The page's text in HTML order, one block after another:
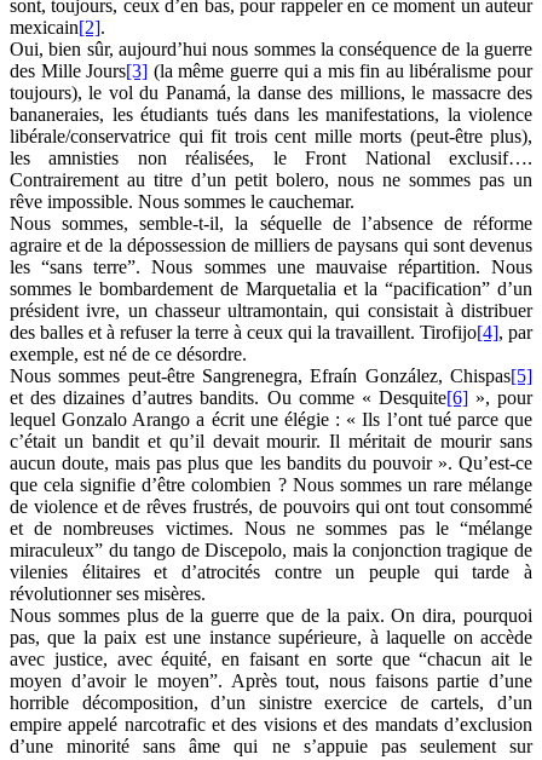
sont, toujours, ceux d’en bas, pour rappeler en ce moment un auteur
mexicain[2].
Oui, bien sûr, aujourd’hui nous sommes la conséquence de la guerre
des Mille Jours[3] (la même guerre qui a mis fin au libéralisme pour
toujours), le vol du Panamá, la danse des millions, le massacre des
bananeraies, les étudiants tués dans les manifestations, la violence
libérale/conservatrice qui fit trois cent mille morts (peut-être plus),
les amnisties non réalisées, le Front National exclusif….
Contrairement au titre d’un petit bolero, nous ne sommes pas un
rêve impossible. Nous sommes le cauchemar.
Nous sommes, semble-t-il, la séquelle de l’absence de réforme
agraire et de la dépossession de milliers de paysans qui sont devenus
les “sans terre”. Nous sommes une mauvaise répartition. Nous
sommes le bombardement de Marquetalia et la “pacification” d’un
président ivre, un chasseur ultramontain, qui consistait à distribuer
des balles et à refuser la terre à ceux qui la travaillent. Tirofijo[4], par
exemple, est né de ce désordre.
Nous sommes peut-être Sangrenegra, Efraín González, Chispas[5]
et des dizaines d’autres bandits. Ou comme « Desquite[6]», pour
lequel Gonzalo Arango a écrit une élégie : « Ils l’ont tué parce que
c’était un bandit et qu’il devait mourir. Il méritait de mourir sans
aucun doute, mais pas plus que les bandits du pouvoir ». Qu’est-ce
que cela signifie d’être colombien ? Nous sommes un rare mélange
de violence et de rêves frustrés, de pouvoirs qui ont tout consommé
et de nombreuses victimes. Nous ne sommes pas le “mélange
miraculeux” du tango de Discepolo, mais la conjonction tragique de
vilenies élitaires et d’atrocités contre un peuple qui tarde à
révolutionner ses misères.
Nous sommes plus de la guerre que de la paix. On dira, pourquoi
pas, que la paix est une instance supérieure, à laquelle on accède
avec justice, avec équité, en faisant en sorte que “chacun ait le
moyen d’avoir le moyen”. Après tout, nous faisons partie d’une
horrible décomposition, d’un sinistre exercice de cartels, d’un
empire appelé narcotrafic et des visions et des mandats d’exclusion
d’une minorité sans âme qui ne s’appuie pas seulement sur